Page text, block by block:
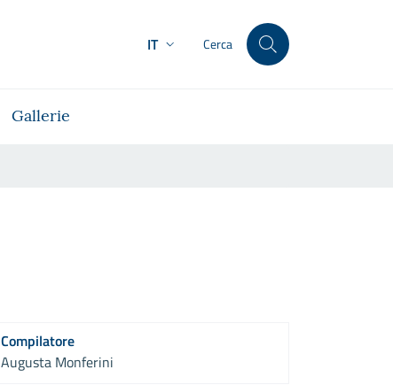
IT Cerca
Gallerie
Compilatore
Augusta Monferini